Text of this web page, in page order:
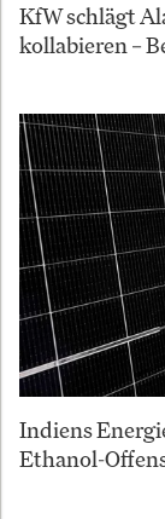
KfW schlägt
kollabieren –
Indiens
Ethanol-